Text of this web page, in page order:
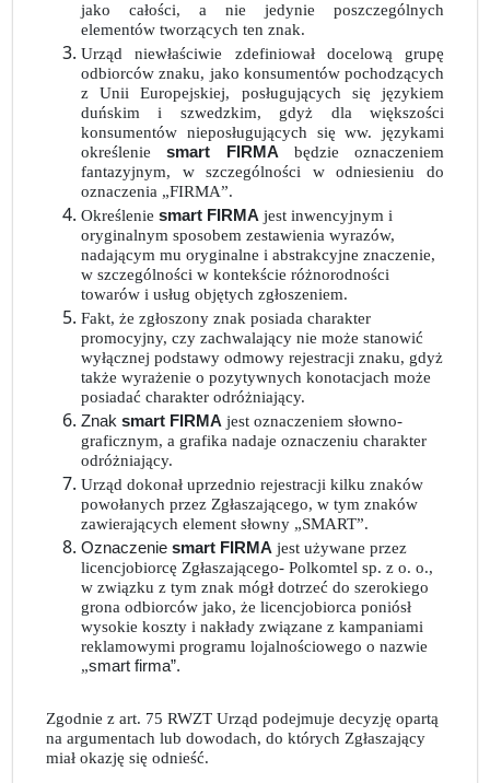
jako całości, a nie jedynie poszczególnych
elementów tworzących ten znak.
Urząd niewłaściwie zdefiniował docelową grupę
odbiorców znaku, jako konsumentów pochodzących
z Unii Europejskiej, posługujących się językiem
duńskim i szwedzkim, gdyż dla większości
konsumentów nieposługujących się ww. językami
określeniesmart FIRMA będzie oznaczeniem
fantazyjnym, w szczególności w odniesieniu do
oznaczenia „FIRMA”.
Określenie smart FIRMA jest inwencyjnym i
oryginalnym sposobem zestawienia wyrazów,
nadającym mu oryginalne i abstrakcyjne znaczenie,
w szczególności w kontekście różnorodności
towarów i usług objętych zgłoszeniem.
Fakt, że zgłoszony znak posiada charakter
promocyjny, czy zachwalający nie może stanowić
wyłącznej podstawy odmowy rejestracji znaku, gdyż
także wyrażenie o pozytywnych konotacjach może
posiadać charakter odróżniający.
Znak smart FIRMA jest oznaczeniem słowno-
graficznym, a grafika nadaje oznaczeniu charakter
odróżniający.
Urząd dokonał uprzednio rejestracji kilku znaków
powołanych przez Zgłaszającego, w tym znaków
zawierających element słowny „SMART”.
Oznaczenie smart FIRMA jest używane przez
licencjobiorcę Zgłaszającego- Polkomtel sp. z o. o.,
w związku z tym znak mógł dotrzeć do szerokiego
grona odbiorców jako, że licencjobiorca poniósł
wysokie koszty i nakłady związane z kampaniami
reklamowymi programu lojalnościowego o nazwie
„smart firma”.
Zgodnie z art. 75 RWZT Urząd podejmuje decyzję opartą
na argumentach lub dowodach, do których Zgłaszający
miał okazję się odnieść.